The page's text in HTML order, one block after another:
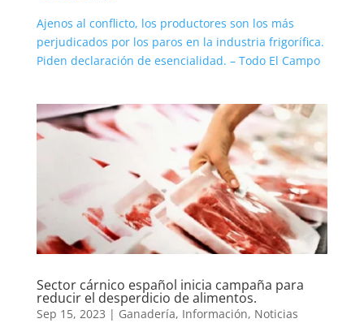
Ajenos al conflicto, los productores son los más
perjudicados por los paros en la industria frigorífica.
Piden declaración de esencialidad. – Todo El Campo
Sector cárnico español inicia campaña para
reducir el desperdicio de alimentos.
Sep 15, 2023 | Ganadería, Información, Noticias